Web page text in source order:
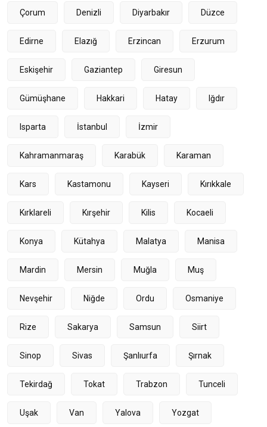
Çorum Denizli Diyarbakır Düzce
Edirne Elazığ Erzincan Erzurum
Eskişehir Gaziantep Giresun
Gümüşhane Hakkari Hatay Iğdır
Isparta İstanbul İzmir
Kahramanmaraş Karabük Karaman
Kars Kastamonu Kayseri Kırıkkale
Kırklareli Kırşehir Kilis Kocaeli
Konya Kütahya Malatya Manisa
Mardin Mersin Muğla Muş
Nevşehir Niğde Ordu Osmaniye
Rize Sakarya Samsun Siirt
Sinop Sivas Şanlıurfa Şırnak
Tekirdağ Tokat Trabzon Tunceli
Uşak Van Yalova Yozgat